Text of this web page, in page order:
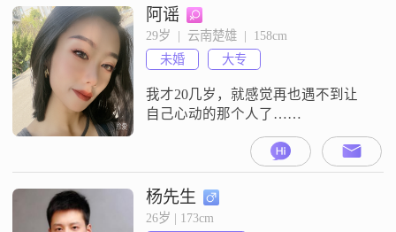
细腻敏感，热爱生活，追求精致的
生活方式##3002##平时我喜欢看电
影和追剧，这让我在忙碌之余能够
放松心情，享受艺术的魅力##3002#
阿谣
29岁  |  云南楚雄  |  158cm
未婚
大专
我才20几岁，就感觉再也遇不到让
自己心动的那个人了……
杨先生
26岁 | 173cm